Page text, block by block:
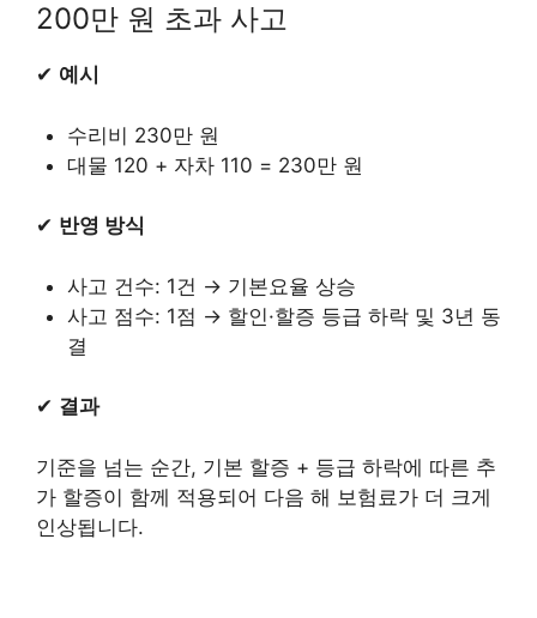
200만 원 초과 사고
✔ 예시
수리비 230만 원
대물 120 + 자차 110 = 230만 원
✔ 반영 방식
사고 건수: 1건 → 기본요율 상승
사고 점수: 1점 → 할인·할증 등급 하락 및 3년 동
결
✔ 결과
기준을 넘는 순간, 기본 할증 + 등급 하락에 따른 추
가 할증이 함께 적용되어 다음 해 보험료가 더 크게
인상됩니다.